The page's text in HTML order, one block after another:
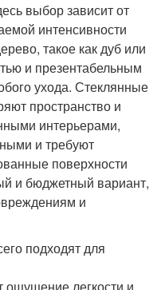
выбор зависит от
интенсивности
такое как дуб или
и презентабельным
ухода. Стеклянные
пространство и
интерьерами,
и требуют
поверхности
и бюджетный вариант,
и
подходят для